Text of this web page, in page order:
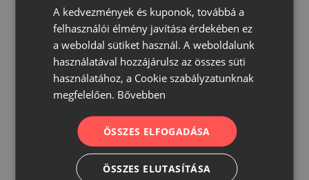
500
A kedvezmények és kuponok, továbbá a
felhasználói élmény javítása érdekében ez
a weboldal sütiket használ. A weboldalunk
használatával hozzájárulsz az összes süti
használatához, a Cookie szabályzatunknak
megfelelően. Bővebben
ÖSSZES ELFOGADÁSA
ÖSSZES ELUTASÍTÁSA